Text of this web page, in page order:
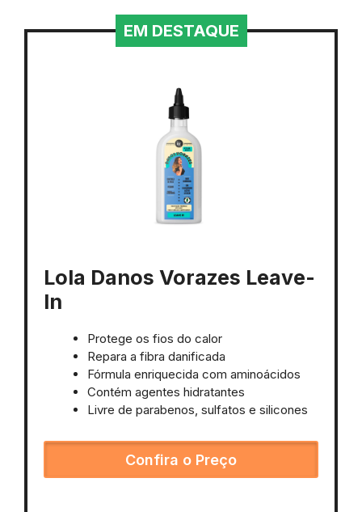
EM DESTAQUE
Lola Danos Vorazes Leave-
In
Protege os fios do calor
Repara a fibra danificada
Fórmula enriquecida com aminoácidos
Contém agentes hidratantes
Livre de parabenos, sulfatos e silicones
Confira o Preço